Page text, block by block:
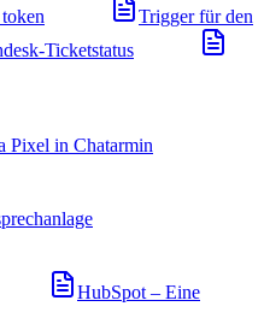
Trigger für den
Ticketstatus
Pixel in Chatarmin
HubSpot – Eine